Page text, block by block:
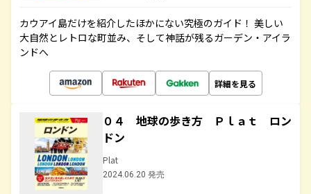
カウアイ島だけを紹介したほかにない究極のガイド！ 美しい
大自然とレトロな町並み、そして神話が残るガーデン・アイラ
ンドへ
詳細を見る
０４ 地球の歩き方 Ｐｌａｔ ロン
ドン
Plat
2024.06.20 発売